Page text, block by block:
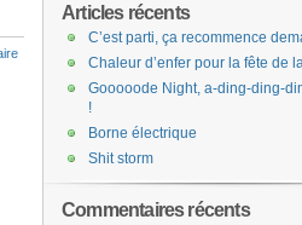
Articles récents
C’est parti, ça recommence
Chaleur d’enfer pour la fête de
Gooooode Night, a-ding-ding-
!
Borne électrique
Shit storm
Commentaires récents